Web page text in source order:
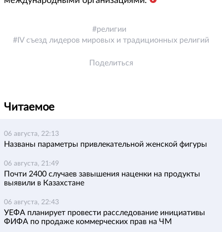
религии
IV съезд лидеров мировых и традиционных религий
Поделиться
Читаемое
06 августа, 22:13
Названы параметры привлекательной женской фигуры
06 августа, 21:49
Почти 2400 случаев завышения наценки на продукты
выявили в Казахстане
06 августа, 22:43
УЕФА планирует провести расследование инициативы
ФИФА по продаже коммерческих прав на ЧМ